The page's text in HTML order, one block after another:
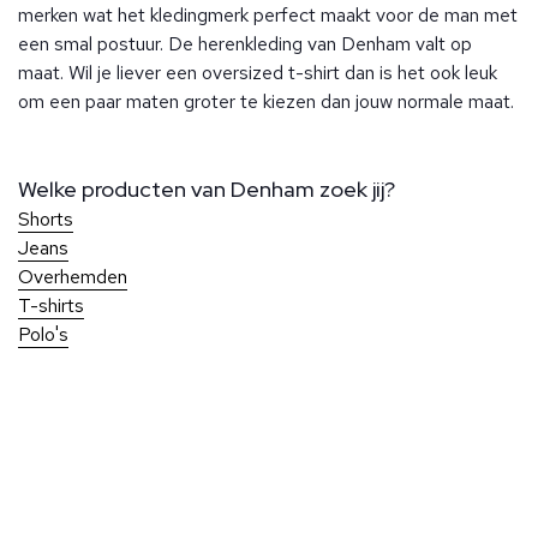
merken wat het kledingmerk perfect maakt voor de man met
een smal postuur. De herenkleding van Denham valt op
maat. Wil je liever een oversized t-shirt dan is het ook leuk
om een paar maten groter te kiezen dan jouw normale maat.
Welke producten van Denham zoek jij?
Shorts
Jeans
Overhemden
T-shirts
Polo's